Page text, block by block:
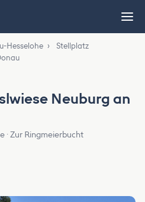
Hesselohe ›
Stellplatz
Neuburg an
· Zur Ringmeierbucht